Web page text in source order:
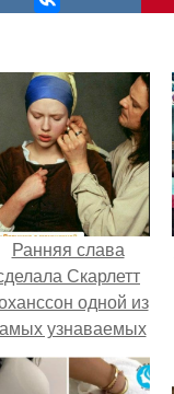
Ранняя слава
Скарлетт
одной из
узнаваемых
голливуда,
но за глянцевым